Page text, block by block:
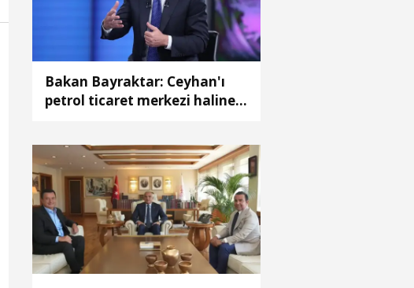
Bakan Bayraktar: Ceyhan'ı
petrol ticaret merkezi haline